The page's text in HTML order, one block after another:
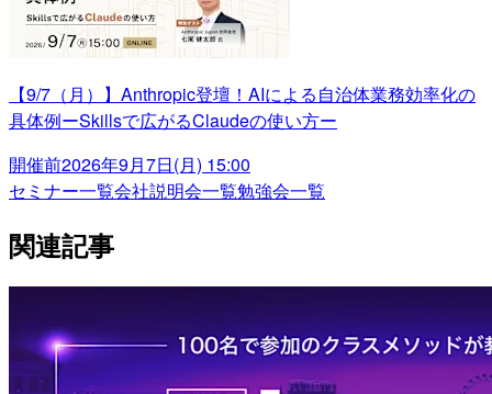
【9/7（月）】Anthropic登壇！AIによる自治体業務効率化の
具体例ーSkillsで広がるClaudeの使い方ー
開催前2026年9月7日(月) 15:00
セミナー一覧会社説明会一覧勉強会一覧
関連記事